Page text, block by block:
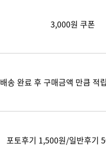
3,000원 쿠폰
배송 완료 후 구매금액 만큼 적
포토후기 1,500원/일반후기